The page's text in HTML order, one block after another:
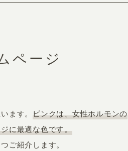
ーの動きを分析するヒートマップ解析
ページ
ます。 ピンクは、女性ホルモンの
に最適な色です。
ご紹介します。